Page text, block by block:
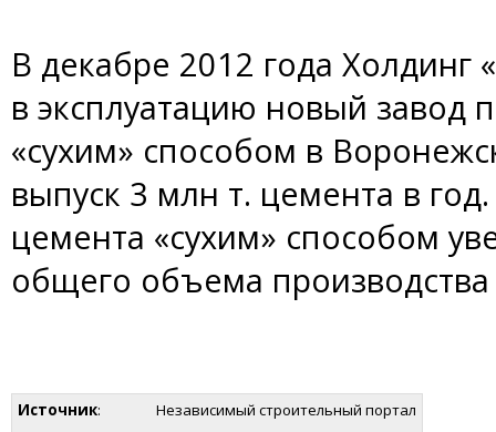
В декабре 2012 года
в эксплуатацию новый завод
«сухим» способом в
выпуск 3 млн т. цемента в
цемента «сухим» способом
общего объема производства
Источник:
Независимый строительный портал